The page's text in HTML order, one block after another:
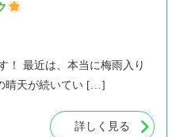
！ 最近は、本当に梅雨入り
晴天が続いてい […]
詳しく見る